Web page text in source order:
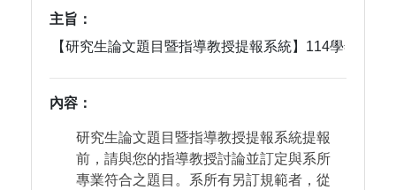
主旨：
內容：
研究生論文題目暨指導教授提報系統提報
前，請與您的指導教授討論並訂定與系所
專業符合之題目。系所有另訂規範者，從